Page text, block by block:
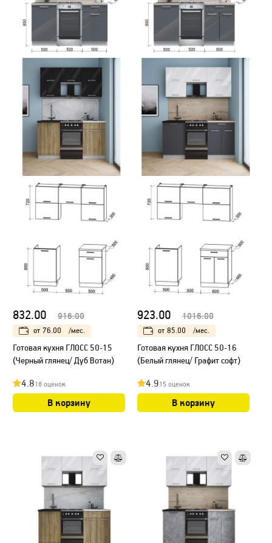
832.00 916.00
от 76.00 /мес.
Готовая кухня ГЛОСС 50-15
(Черный глянец/ Дуб Вотан)
4.818 оценок
В корзину
923.00 1016.00
от 85.00 /мес.
Готовая кухня ГЛОСС 50-16
(Белый глянец/ Графит софт)
4.915 оценок
В корзину